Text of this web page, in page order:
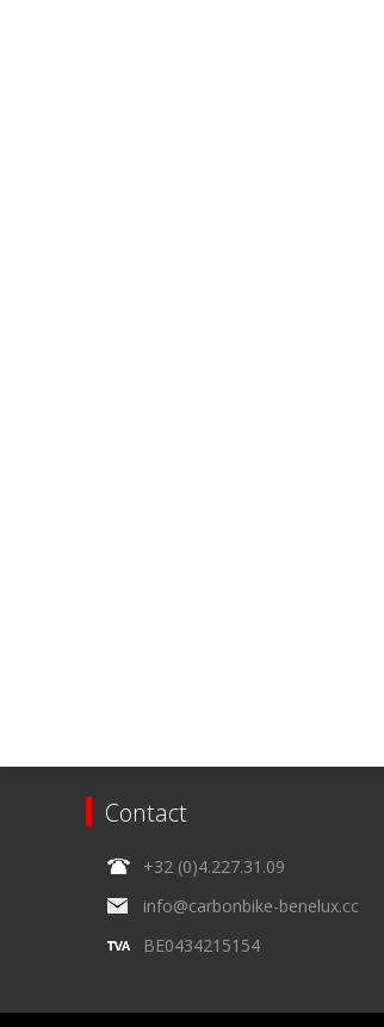
Contact
+32 (0)4.227.31.09
info@carbonbike-benelux.cc
BE0434215154